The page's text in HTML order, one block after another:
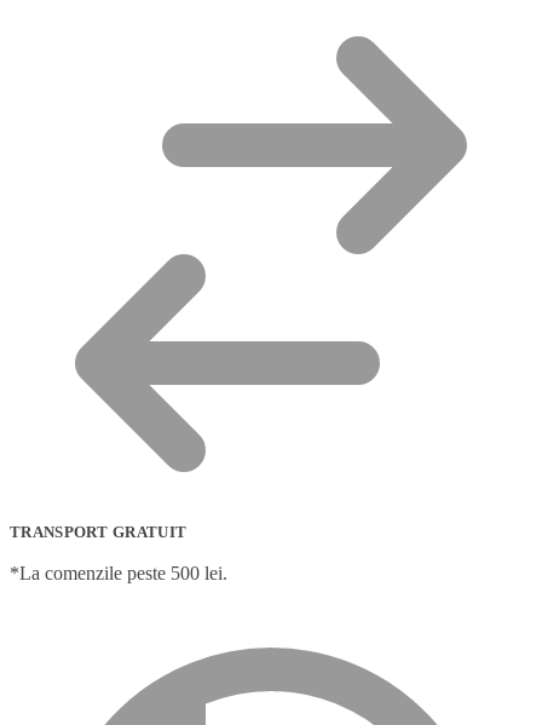
TRANSPORT GRATUIT
*La comenzile peste 500 lei.